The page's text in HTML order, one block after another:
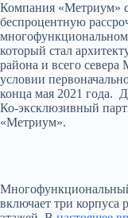
Компания «Метриум»
беспроцентную
который стал
района и всего севера
условии
конца мая 2021 года.
Ко-эксклюзивный
«Метриум».
включает три корпуса